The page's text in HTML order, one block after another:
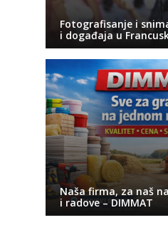
Fotografisanje i
i događaja u
Naša firma, za naš
i radove – DIMMAT